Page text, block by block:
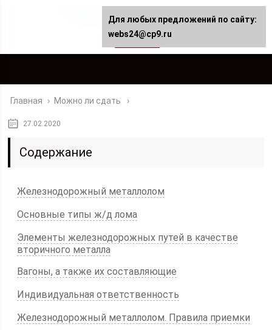
Главная › Можно ли сдать
27.02.2020
Содержание
Железнодорожный металлолом
Основные типы ж/д лома
Элементы железнодорожных путей в качестве
вторичного металла
Вагоны, а также их составляющие
Индивидуальная ответственность
Железнодорожный металлолом. Правила приемки
Для любых предложений по сайту:
webs24@cp9.ru